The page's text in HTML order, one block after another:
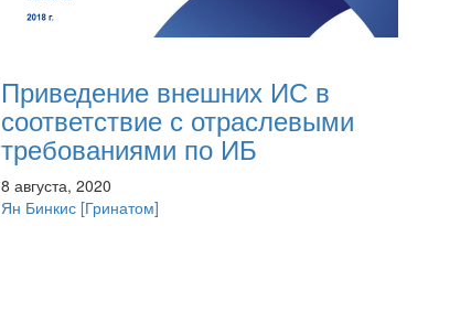
Приведение внешних ИС в
соответствие с отраслевыми
требованиями по ИБ
8 августа, 2020
Ян Бинкис [Гринатом]